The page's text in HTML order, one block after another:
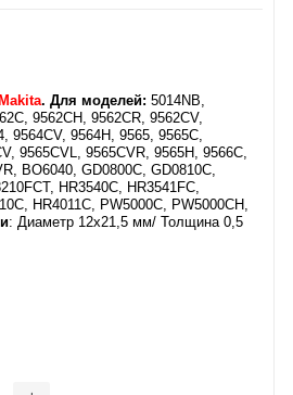
Makita. Для моделей: 5014NB,
9562CH, 9562CR, 9562CV,
9564CV, 9564H, 9565, 9565C,
9565CVL, 9565CVR, 9565H, 9566C,
BO6040, GD0800C, GD0810C,
HR3540C, HR3541FC,
HR4011C, PW5000C, PW5000CH,
: ​Диаметр 12х21,5 мм/ Толщина 0,5